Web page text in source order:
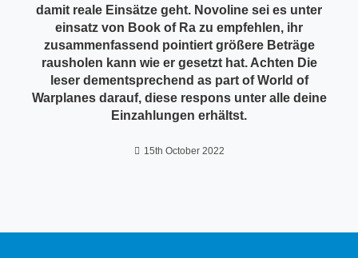
damit reale Einsätze geht. Novoline sei es unter
einsatz von Book of Ra zu empfehlen, ihr
zusammenfassend pointiert größere Beträge
rausholen kann wie er gesetzt hat. Achten Die
leser dementsprechend as part of World of
Warplanes darauf, diese respons unter alle deine
Einzahlungen erhältst.
15th October 2022